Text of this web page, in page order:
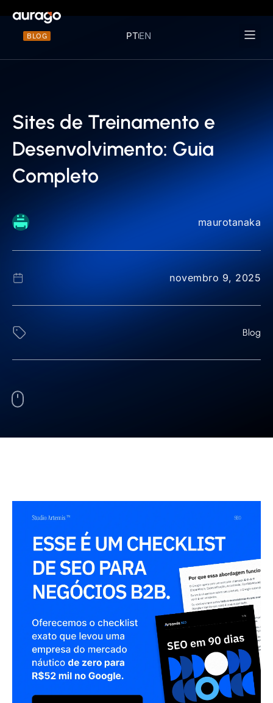
BLOG PTEN
Sites de Treinamento e
Desenvolvimento: Guia
Completo
maurotanaka
novembro 9, 2025
Blog